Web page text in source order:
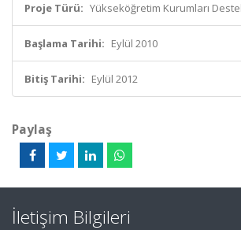
Proje Türü: Yükseköğretim Kurumları
Başlama Tarihi: Eylül 2010
Bitiş Tarihi: Eylül 2012
Paylaş
İletişim Bilgileri